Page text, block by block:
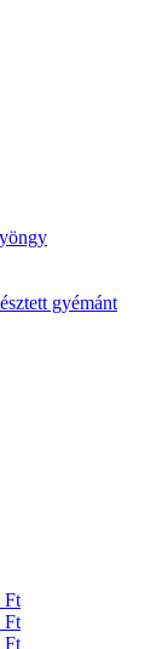
gyémánt
Ft
Ft
Ft